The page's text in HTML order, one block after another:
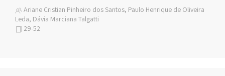
Ariane Cristian Pinheiro dos Santos, Paulo Henrique de Oliveira
Leda, Dávia Marciana Talgatti
29-52